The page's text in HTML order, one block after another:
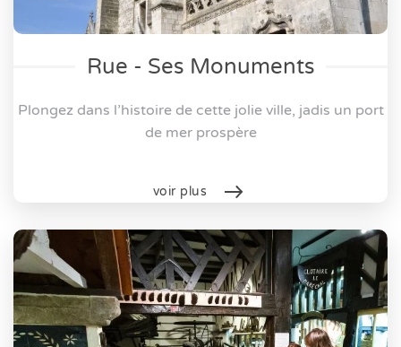
Rue - Ses Monuments
Plongez dans l’histoire de cette jolie ville, jadis un port
de mer prospère
voir plus